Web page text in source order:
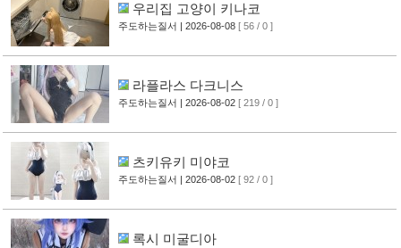
우리집 고양이 키나코
주도하는질서 | 2026-08-08 [ 56 / 0 ]
라플라스 다크니스
주도하는질서 | 2026-08-02 [ 219 / 0 ]
츠키유키 미야코
주도하는질서 | 2026-08-02 [ 92 / 0 ]
록시 미굴디아